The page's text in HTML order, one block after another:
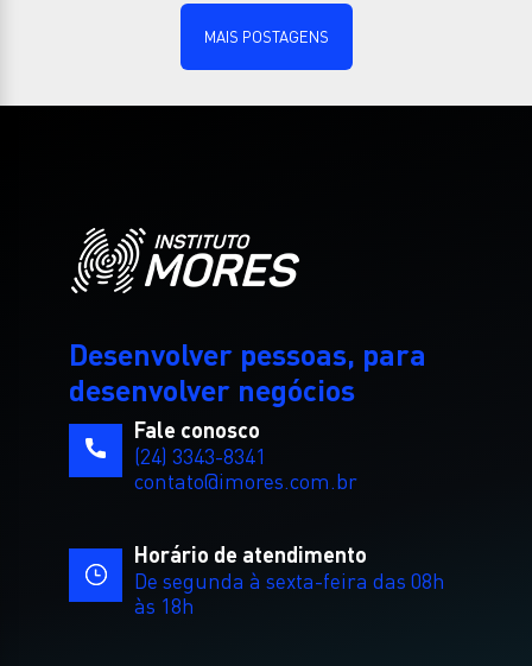
MAIS POSTAGENS
Desenvolver pessoas, para
desenvolver negócios
Fale conosco
(24) 3343-8341
contato@imores.com.br
Horário de atendimento
De segunda à sexta-feira das 08h
às 18h